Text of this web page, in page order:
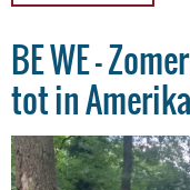
BE WE –
tot in Amerika